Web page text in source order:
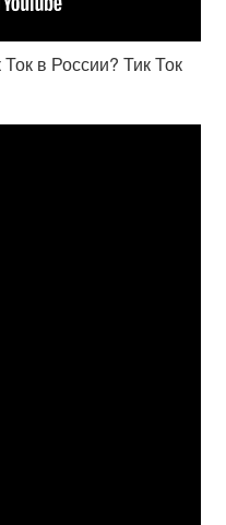
в России? Тик Ток